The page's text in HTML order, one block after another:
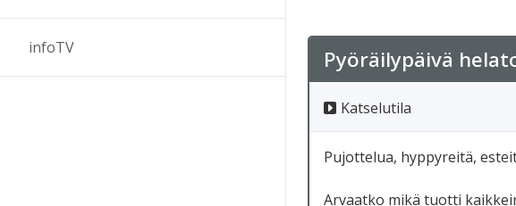
Pyöräilypäivä
Katselutila
Pujottelua, hyppyreitä,
Arvaatko mikä tuotti
infoTV